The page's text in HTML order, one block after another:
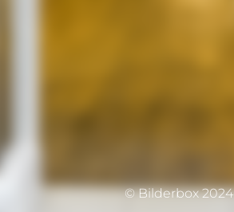
© Bilderbox 2024